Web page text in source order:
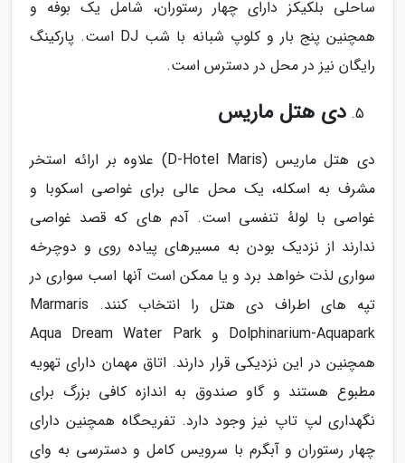
ساحلی بلکیکز دارای چهار رستوران، شامل یک بوفه و
همچنین پنج بار و کلوپ شبانه با شب DJ است. پارکینگ
رایگان نیز در محل در دسترس است.
دی هتل ماریس
دی هتل ماریس (D-Hotel Maris) علاوه بر ارائه استخر
مشرف به اسکله، یک محل عالی برای غواصی اسکوبا و
غواصی با لولهٔ تنفسی است. آدم های که قصد غواصی
ندارند از نزدیک بودن به مسیرهای پیاده روی و دوچرخه
سواری لذت خواهد برد و یا ممکن است آنها اسب سواری در
تپه های اطراف دی هتل را انتخاب کنند. Marmaris
Dolphinarium-Aquapark و Aqua Dream Water Park
همچنین در این نزدیکی قرار دارند. اتاق مهمان دارای تهویه
مطبوع هستند و گاو صندوق به اندازه کافی بزرگ برای
نگهداری لپ تاپ نیز وجود دارد. تفریحگاه همچنین دارای
چهار رستوران و آبگرم با سرویس کامل و دسترسی به وای